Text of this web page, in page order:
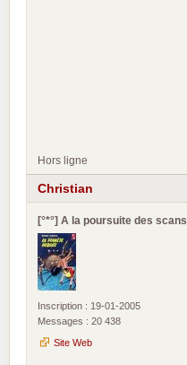
Hors ligne
Christian
[°*°] A la poursuite des scans
Inscription : 19-01-2005
Messages : 20 438
Site Web